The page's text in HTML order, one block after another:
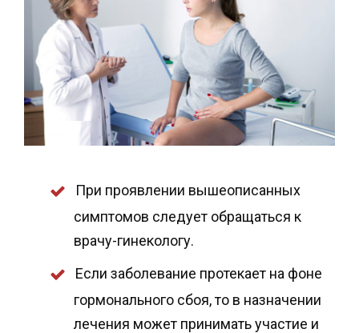
При проявлении вышеописанных
симптомов следует обращаться к
врачу-гинекологу.
Если заболевание протекает на фоне
гормонального сбоя, то в назначении
лечения может принимать участие и